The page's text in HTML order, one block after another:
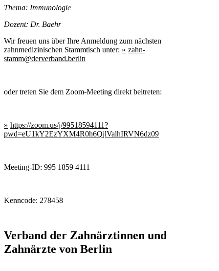
Thema: Immunologie
Dozent: Dr. Baehr
Wir freuen uns über Ihre Anmeldung zum nächsten
zahnmedizinischen Stammtisch unter:
zahn-
stamm@derverband.berlin
oder treten Sie dem Zoom-Meeting direkt beitreten:
https://zoom.us/j/99518594111?
pwd=eU1kY2EzYXM4R0h6QjlValhIRVN6dz09
Meeting-ID: 995 1859 4111
Kenncode: 278458
Verband der Zahnärztinnen und
Zahnärzte von Berlin